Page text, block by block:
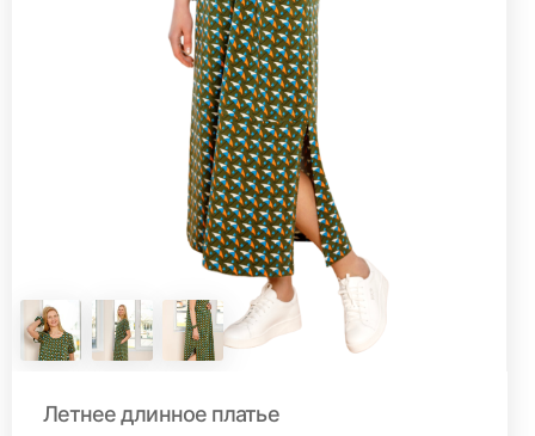
Летнее длинное платье